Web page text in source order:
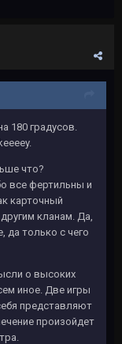
180 градусов.
что?
все фертильны и
карточный
кланам. Да,
да только с чего
о высоких
иное. Две игры
представляют
произойдет